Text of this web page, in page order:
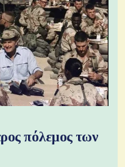
πόλεμος των